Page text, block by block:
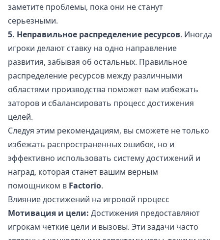
заметите проблемы, пока они не станут
серьезными.
5. Неправильное распределение ресурсов. Иногда
игроки делают ставку на одно направление
развития, забывая об остальных. Правильное
распределение ресурсов между различными
областями производства поможет вам избежать
заторов и сбалансировать процесс достижения
целей.
Следуя этим рекомендациям, вы сможете не только
избежать распространенных ошибок, но и
эффективно использовать систему достижений и
наград, которая станет вашим верным
помощником в Factorio.
Влияние достижений на игровой процесс
Мотивация и цели: Достижения предоставляют
игрокам четкие цели и вызовы. Эти задачи часто